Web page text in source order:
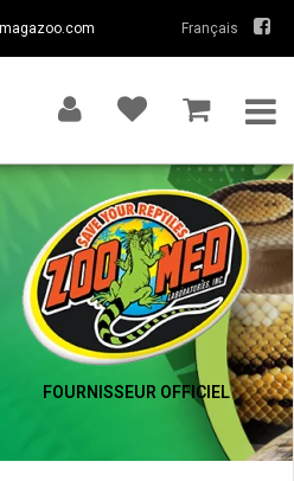
Français
FOURNISSEUR OFFICIEL